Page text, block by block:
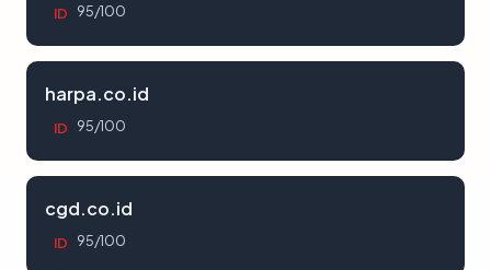
ID 95/100
harpa.co.id
ID 95/100
cgd.co.id
ID 95/100